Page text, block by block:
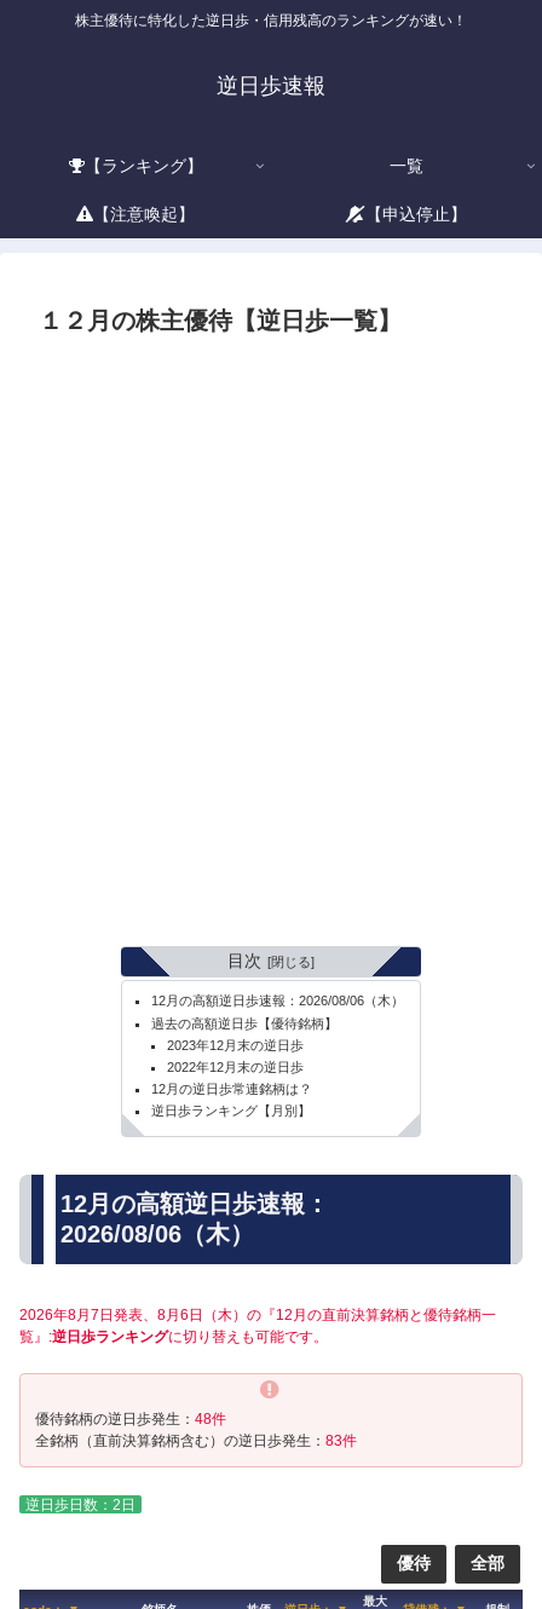
株主優待に特化した逆日歩・信用残高のランキングが速い！
逆日歩速報
【ランキング】 一覧
【注意喚起】 【申込停止】
１２月の株主優待【逆日歩一覧】
目次
12月の高額逆日歩速報：2026/08/06（木）
過去の高額逆日歩【優待銘柄】
2023年12月末の逆日歩
2022年12月末の逆日歩
12月の逆日歩常連銘柄は？
逆日歩ランキング【月別】
12月の高額逆日歩速報：
2026/08/06（木）
2026年8月7日発表、8月6日（木）の『12月の直前決算銘柄と優待銘柄一
覧』:逆日歩ランキングに切り替えも可能です。
優待銘柄の逆日歩発生： 48件
全銘柄（直前決算銘柄含む）の逆日歩発生： 83件
逆日歩日数：2日
優待 全部
最大